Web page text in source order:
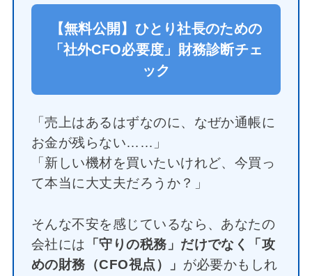
【無料公開】ひとり社長のための
「社外CFO必要度」財務診断チェ
ック
「売上はあるはずなのに、なぜか通帳に
お金が残らない……」
「新しい機材を買いたいけれど、今買っ
て本当に大丈夫だろうか？」
そんな不安を感じているなら、あなたの
会社には 「守りの税務」だけでなく「攻
めの財務（CFO視点）」 が必要かもしれ